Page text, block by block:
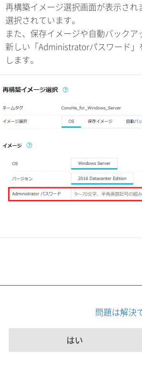
再構築イメージ選択画面が表示さ
選択されています。
また、保存イメージや自動バックア
新しい「Administratorパスワード
します。
問題は解決
はい